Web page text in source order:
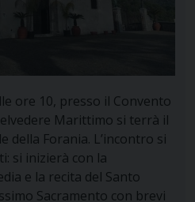
ore 10, presso il Convento
Marittimo si terrà il
Forania. L’incontro si
si inizierà con la
e la recita del Santo
Sacramento con brevi